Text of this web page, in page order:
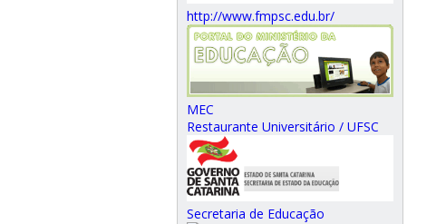
http://www.fmpsc.edu.br/
MEC
Restaurante Universitário / UFSC
Secretaria de Educação